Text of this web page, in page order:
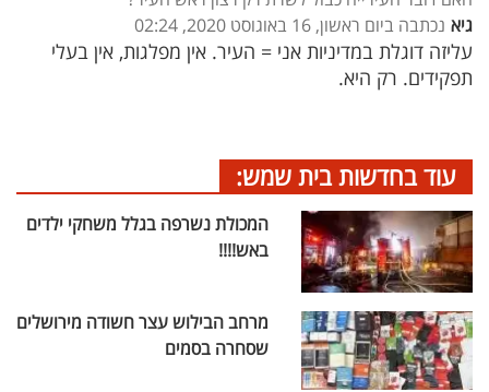
גיא נכתבה ביום ראשון, 16 באוגוסט 2020, 02:24
עליזה דוגלת במדיניות אני = העיר. אין מפלגות, אין בעלי
תפקידים. רק היא.
עוד בחדשות בית שמש:
המכולת נשרפה בגלל משחקי ילדים
באש!!!!
מרחב הבילוש עצר חשודה מירושלים
שסחרה בסמים